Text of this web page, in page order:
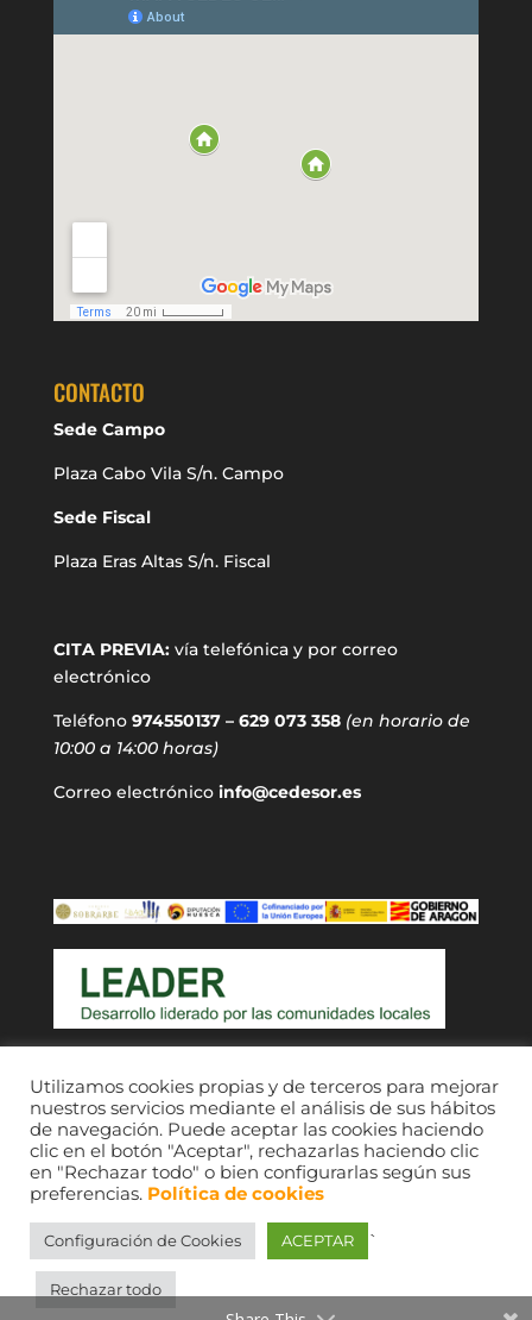
CONTACTO
Sede Campo
Plaza Cabo Vila S/n. Campo
Sede Fiscal
Plaza Eras Altas S/n. Fiscal
CITA PREVIA:vía telefónica y por correo
electrónico
Teléfono 974550137 – 629 073 358 (en horario de
10:00 a 14:00 horas)
Correo electrónico info@cedesor.es
CEDESOR 2021. © Imágenes, sus respectivos
autores; consultar fondos de comarcas Ribagorza
y Sobrarbe.
Utilizamos cookies propias y de terceros para mejorar
nuestros servicios mediante el análisis de sus hábitos
de navegación. Puede aceptar las cookies haciendo
clic en el botón "Aceptar", rechazarlas haciendo clic
en "Rechazar todo" o bien configurarlas según sus
preferencias. Política de cookies
Configuración de Cookies ACEPTAR `
Rechazar todo